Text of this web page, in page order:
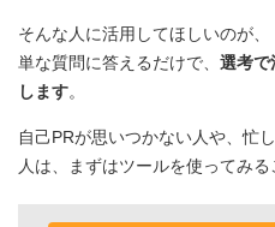
そんな人に活用してほしいのが、
単な質問に答えるだけで、 選考で
します。
自己PRが思いつかない人や、忙
人は、まずはツールを使ってみる